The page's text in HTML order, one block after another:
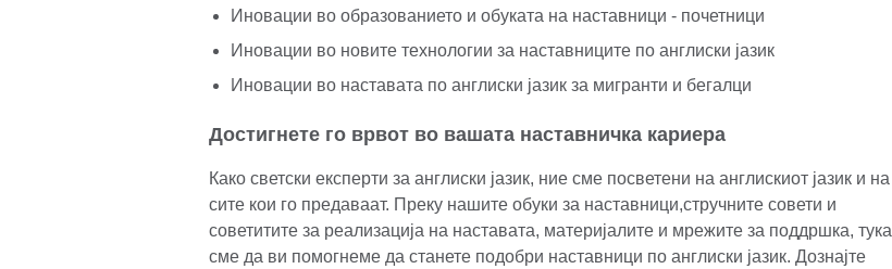
Иновации во образованието и обуката на наставници - почетници
Иновации во новите технологии за наставниците по англиски јазик
Иновации во наставата по англиски јазик за мигранти и бегалци
Достигнете го врвот во вашата наставничка кариера
Како светски експерти за англиски јазик, ние сме посветени на англискиот јазик и на
сите кои го предаваат. Преку нашите обуки за наставници,стручните совети и
советитите за реализација на наставата, материјалите и мрежите за поддршка, тука
сме да ви помогнеме да станете подобри наставници по англиски јазик. Дознајте